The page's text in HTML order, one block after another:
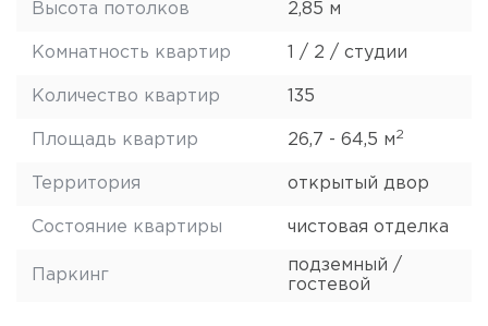
Высота потолков 2,85 м
Комнатность квартир 1 / 2 / студии
Количество квартир 135
Площадь квартир 26,7 - 64,5 м2
Территория открытый двор
Состояние квартиры чистовая отделка
Паркинг
подземный /
гостевой